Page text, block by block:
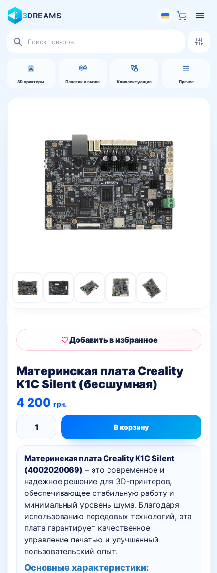
3DREAMS
3D принтеры Пластик и смола Комплектующие Прочее
товаров
Материнская плата Creality
K1C Silent (бесшумная)
4 200 грн.
Материнская плата Creality K1C Silent
(4002020069) – это современное и
надежное решение для 3D-принтеров,
обеспечивающее стабильную работу и
минимальный уровень шума. Благодаря
использованию передовых технологий, эта
плата гарантирует качественное
управление печатью и улучшенный
пользовательский опыт.
Основные характеристики:
Количество
товара
Материнская
плата
Creality
K1C
(бесшумная)
В корзину
Добавить в избранное